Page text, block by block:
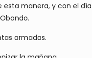
esta manera, y con el
armadas.